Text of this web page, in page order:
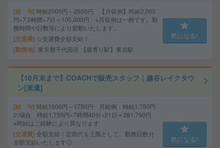
給 与 時給2000円～2000円 【月収例】時給2,000
円×7.5時間×7日＝105,000円 ※月収例は一例です。勤
務時間や日数等により変動いたします。
交通費 ☆交通費全額支給！
勤務地 東京都千代田区 【最寄り駅】東京駅
気になる!
【10月末まで】COACHで販売スタッフ｜越谷レイクタウ
ン[派遣]
給 与 時給1600円～1750円 月給例：時給1,750円
の場合 時給1,750円×7時間40分×21日＝281,750円
※時給はご経験により異なります
交通費 全額支給｜定期代を上限として、勤務日数分
全額支給いたします◎
気になる!